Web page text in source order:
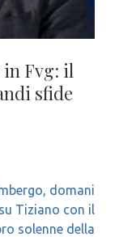
Fvg: il
sfide
domani
Tiziano con il
solenne della